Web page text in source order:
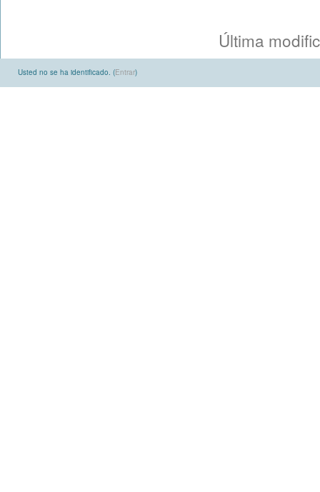
Última
Usted no se ha identificado. (Entrar)